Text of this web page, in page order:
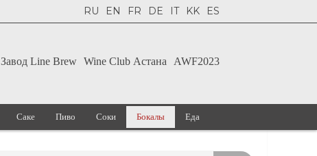
RU EN FR DE IT KK ES
Завод Line Brew Wine Club Астана AWF2023
Саке Пиво Соки Бокалы Еда